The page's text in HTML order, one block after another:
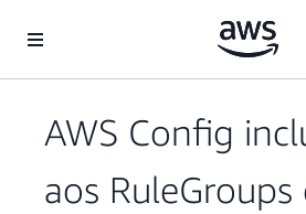
Pular para o conteúdo principal
AWS Config
aos RuleGroups